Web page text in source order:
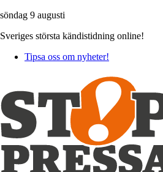
söndag 9 augusti
Sveriges största kändistidning online!
Tipsa oss om nyheter!